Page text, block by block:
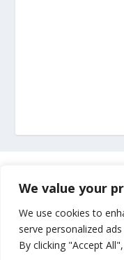
We value your
We use cookies to
serve personalized
By clicking "Accept
Impressum
Uvjeti korištenja